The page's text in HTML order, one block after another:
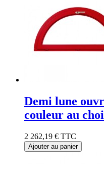
Demi lune
couleur au
2 262,19 € TTC
Ajouter au panier